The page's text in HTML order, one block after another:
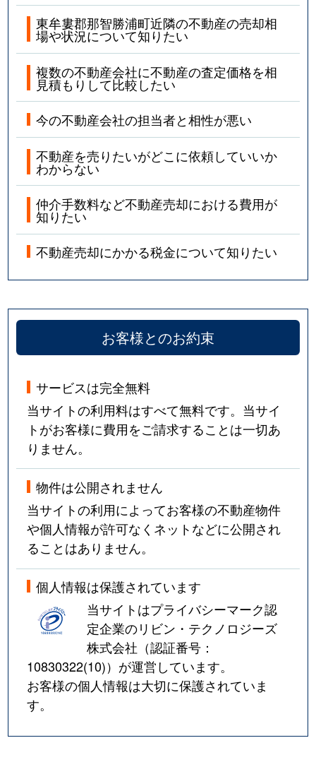
東牟婁郡那智勝浦町近隣の不動産の売却相
場や状況について知りたい
複数の不動産会社に不動産の査定価格を相
見積もりして比較したい
今の不動産会社の担当者と相性が悪い
不動産を売りたいがどこに依頼していいか
わからない
仲介手数料など不動産売却における費用が
知りたい
不動産売却にかかる税金について知りたい
お客様とのお約束
サービスは完全無料
当サイトの利用料はすべて無料です。当サイ
トがお客様に費用をご請求することは一切あ
りません。
物件は公開されません
当サイトの利用によってお客様の不動産物件
や個人情報が許可なくネットなどに公開され
ることはありません。
個人情報は保護されています
当サイトはプライバシーマーク認
定企業のリビン・テクノロジーズ
株式会社（認証番号：
10830322(10)）が運営しています。
お客様の個人情報は大切に保護されていま
す。